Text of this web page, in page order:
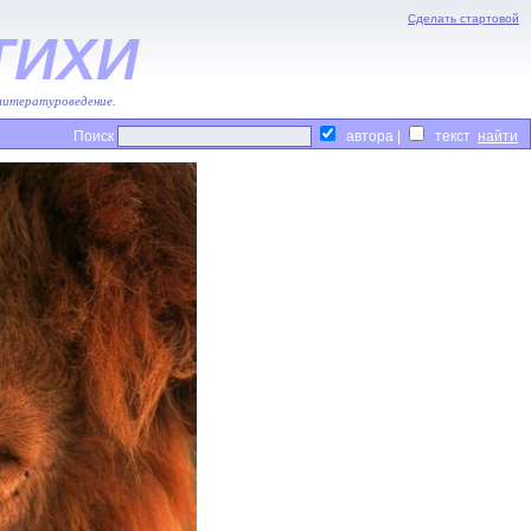
Сделать стартовой
Поиск автора | текст